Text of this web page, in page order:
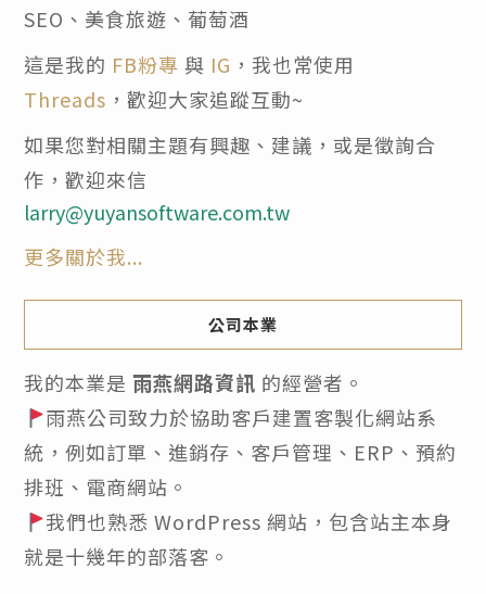
SEO、美食旅遊、葡萄酒
這是我的 FB粉專 與 IG ，我也常使用
Threads ，歡迎大家追蹤互動~
如果您對相關主題有興趣、建議，或是徵詢合
作，歡迎來信
larry@yuyansoftware.com.tw
更多關於我...
公司本業
我的本業是 雨燕網路資訊 的經營者。
雨燕公司致力於協助客戶建置客製化網站系
統，例如訂單、進銷存、客戶管理、ERP、預約
排班、電商網站。
我們也熟悉 WordPress 網站，包含站主本身
就是十幾年的部落客。